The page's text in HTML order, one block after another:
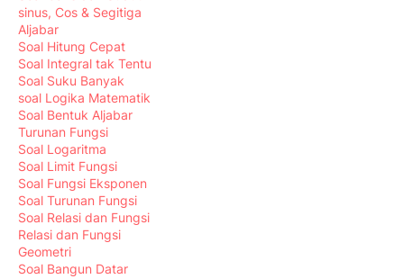
sinus, Cos & Segitiga
Aljabar
Soal Hitung Cepat
Soal Integral tak Tentu
Soal Suku Banyak
soal Logika Matematik
Soal Bentuk Aljabar
Turunan Fungsi
Soal Logaritma
Soal Limit Fungsi
Soal Fungsi Eksponen
Soal Turunan Fungsi
Soal Relasi dan Fungsi
Relasi dan Fungsi
Geometri
Soal Bangun Datar